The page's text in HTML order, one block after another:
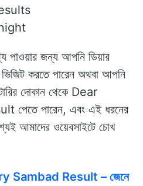
পাওয়ার জন্য আপনি ডিয়ার
ভিজিট করতে পারেন অথবা আপনি
দোকান থেকে Dear
পারেন, এবং এই ধরনের
আমাদের ওয়েবসাইটে চোখ
Sambad Result – জেনে